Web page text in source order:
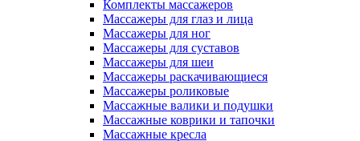
Комплекты массажеров
Массажеры для глаз и лица
Массажеры для ног
Массажеры для суставов
Массажеры для шеи
Массажеры раскачивающиеся
Массажеры роликовые
Массажные валики и подушки
Массажные коврики и тапочки
Массажные кресла